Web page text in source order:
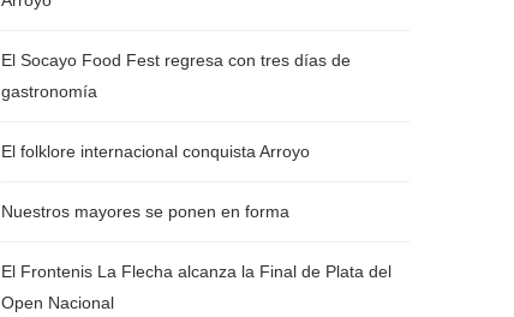
El Socayo Food Fest regresa con tres días de
gastronomía
El folklore internacional conquista Arroyo
Nuestros mayores se ponen en forma
El Frontenis La Flecha alcanza la Final de Plata del
Open Nacional